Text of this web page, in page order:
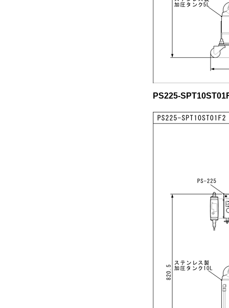
PS225-